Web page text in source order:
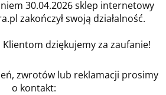
30.04.2026 sklep internetowy
zakończył swoją działalność.
dziękujemy za zaufanie!
zwrotów lub reklamacji prosimy
o kontakt: